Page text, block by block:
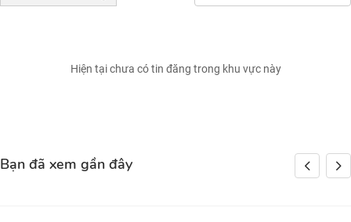
Hiện tại chưa có tin đăng trong khu vực này
Bạn đã xem gần đây